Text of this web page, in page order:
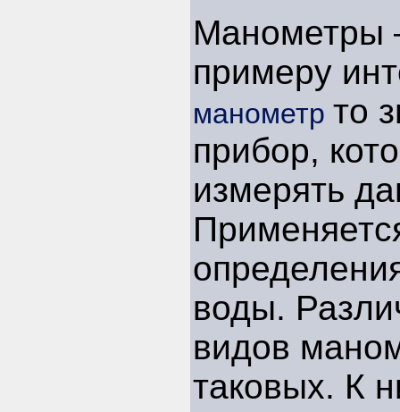
Манометры
примеру
манометр то
прибор,
измерять
воды.
видов
таковых. К